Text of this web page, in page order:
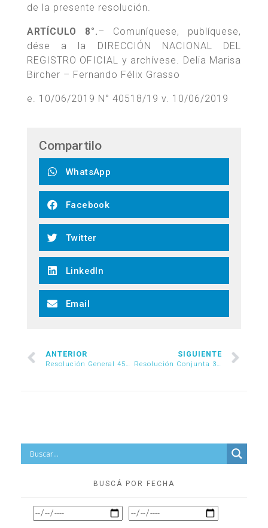
de la presente resolución.
ARTÍCULO 8°.– Comuníquese, publíquese,
dése a la DIRECCIÓN NACIONAL DEL
REGISTRO OFICIAL y archívese. Delia Marisa
Bircher – Fernando Félix Grasso
e. 10/06/2019 N° 40518/19 v. 10/06/2019
Compartilo
WhatsApp
Facebook
Twitter
LinkedIn
Email
ANTERIOR
Resolución General 4502/2019
SIGUIENTE
Resolución Conjunta 36/2019
BUSCÁ POR FECHA